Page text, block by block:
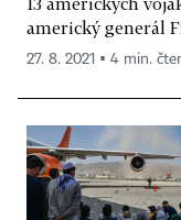
americký generál
27. 8. 2021 ▪ 4 min.